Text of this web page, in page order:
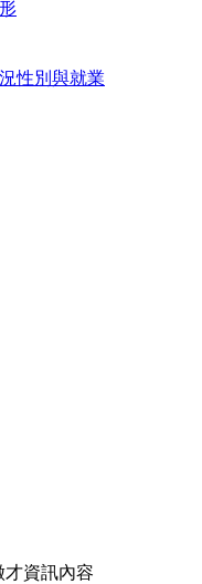
性別與就業
才資訊內容